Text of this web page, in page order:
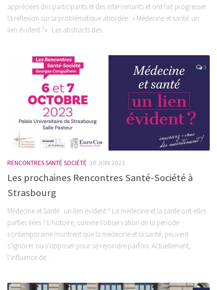
appréciées des participants et des intervenants et ont fait progresser
la réflexion sur la problématique abordée : « Médecine et santé: un
lien évident ?« . Les abstracts des...
3
RENCONTRES SANTÉ SOCIÉTÉ 10 JUIN 2023
Les prochaines Rencontres Santé-Société à
Strasbourg
Médecine et Santé : un lien évident ? La médecine et la santé ont-elles
parties liées ? L’histoire, comme l’observation de la période
contemporaine montrent que la médecine et la santé, peuvent
s’ignorer ou s’opposer pour se rejoindre parfois. Actuellement,
l’influence de...